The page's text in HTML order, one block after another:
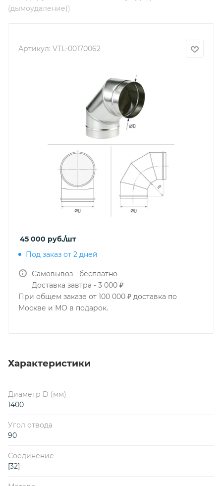
(дымоудаление))
Артикул: VTL-00170062
45 000 руб./шт
Под заказ от 2 дней
Самовывоз - бесплатно
Доставка завтра - 3 000 ₽
При общем заказе от 100 000 ₽ доставка по
Москве и МО в подарок.
Характеристики
Диаметр D (мм)
1400
Угол отвода
90
Соединение
[32]